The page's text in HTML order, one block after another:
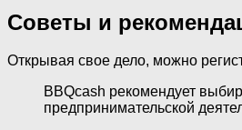
Советы и
Открывая свое дело, можно
BBQcash рекомендует
предпринимательской